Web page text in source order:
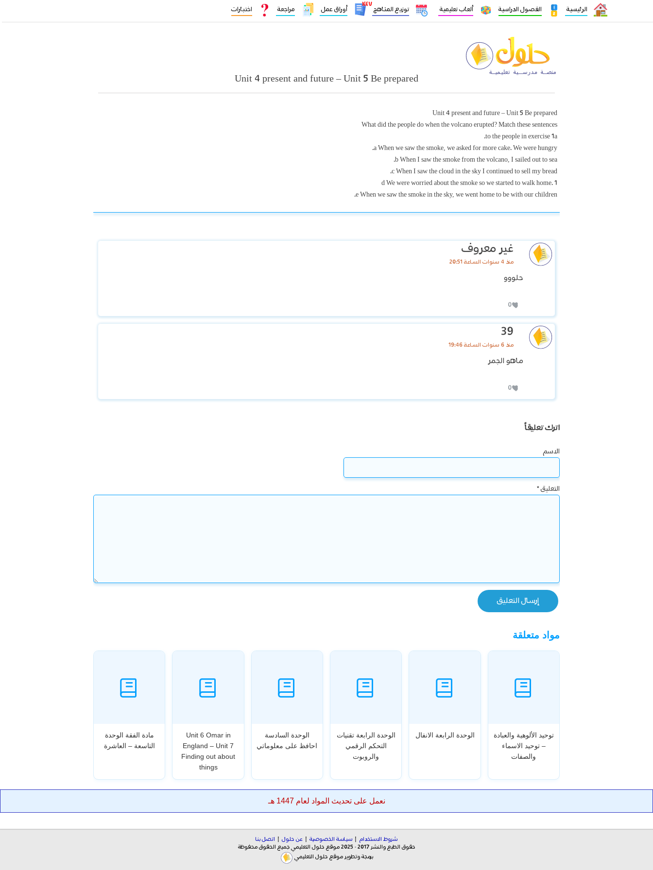
الرئيسية الفصول الدراسية ألعاب تعليمية توزيع المناهج
١٤٤٧
أوراق عمل مراجعة اختبارات
Unit 4 present and future – Unit 5 Be prepared
Unit 4 present and future – Unit 5 Be prepared
What did the people do when the volcano erupted? Match these sentences
to the people in exercise 1a.
a When we saw the smoke, we asked for more cake. We were hungry.
b When I saw the smoke from the volcano, I sailed out to sea.
c When I saw the cloud in the sky I continued to sell my bread.
d We were worried about the smoke so we started to walk home. 1
e When we saw the smoke in the sky, we went home to be with our children.
غير معروف
منذ 4 سنوات الساعة 20:51
حلووو
0
39
منذ 6 سنوات الساعة 19:46
ماهو الجمر
0
اترك تعليقاً
الاسم
التعليق*
مواد متعلقة
توحيد الألوهية والعبادة
– توحيد الاسماء
والصفات
الوحدة الرابعة الانفال
الوحدة الرابعة تقنيات
التحكم الرقمي
والروبوت
الوحدة السادسة
احافظ على معلوماتي
Unit 6 Omar in
England – Unit 7
Finding out about
things
مادة الفقة الوحدة
التاسعة – العاشرة
نعمل على تحديث المواد لعام 1447 هـ
شروط الاستخدام | سياسة الخصوصية | عن حلول |
اتصل بنا
حقوق الطبع والنشر 2017 - 2025 موقع حلول التعليمي جميع الحقوق محفوظة
برمجة وتطوير موقع حلول التعليمي